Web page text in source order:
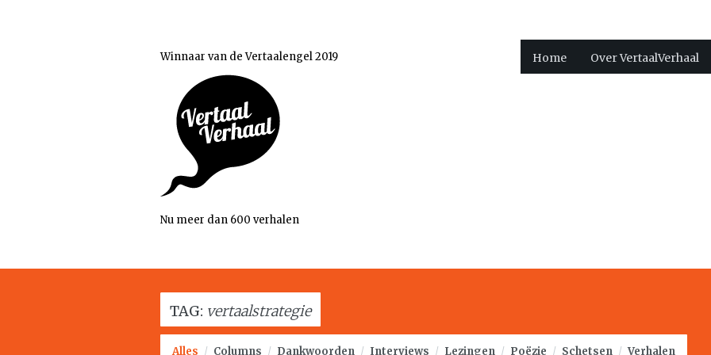
Winnaar van de Vertaalengel 2019
Nu meer dan 600 verhalen
Home Over VertaalVerhaal
TAG: vertaalstrategie
Alles / Columns / Dankwoorden / Interviews / Lezingen / Poëzie / Schetsen / Verhalen